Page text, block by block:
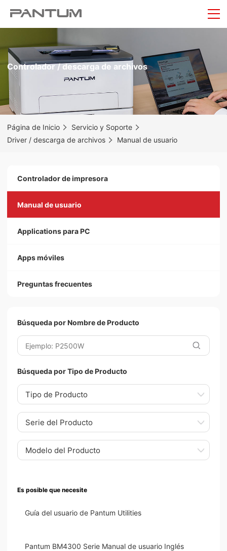
Controlador / descarga de archivos
Página de Inicio
Servicio y Soporte
Driver / descarga de archivos
Manual de usuario
Controlador de impresora
Manual de usuario
Applications para PC
Apps móviles
Preguntas frecuentes
Búsqueda por Nombre de Producto
Búsqueda por Tipo de Producto
Tipo de Producto
Serie del Producto
Modelo del Producto
Es posible que necesite
Guía del usuario de Pantum Utilities
Pantum BM4300 Serie Manual de usuario Inglés